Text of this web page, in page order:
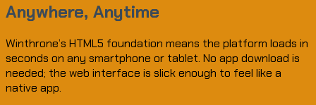
Anywhere, Anytime
Winthrone’s HTML5 foundation means the platform loads in
seconds on any smartphone or tablet. No app download is
needed; the web interface is slick enough to feel like a
native app.